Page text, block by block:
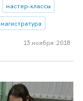
мастер-классы
магистратура
13 ноября 2018